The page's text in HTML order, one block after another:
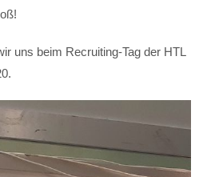
uns beim Recruiting-Tag der HTL